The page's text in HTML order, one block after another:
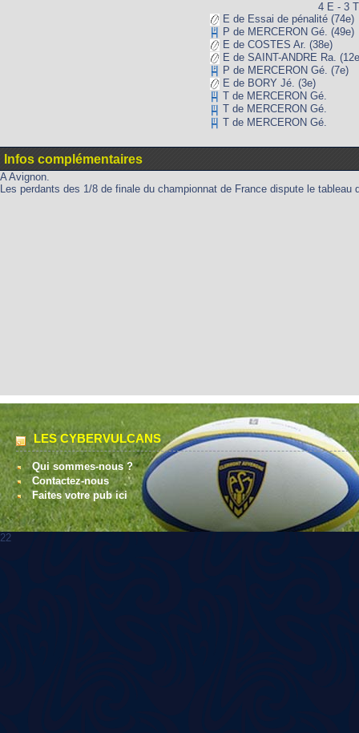
4 E - 3
E de Essai de pénalité (74e)
P de MERCERON Gé. (49e)
E de COSTES Ar. (38e)
E de SAINT-ANDRE Ra.
P de MERCERON Gé. (7e)
E de BORY Jé. (3e)
T de MERCERON Gé.
T de MERCERON Gé.
T de MERCERON Gé.
Infos complémentaires
A Avignon.
Les perdants des 1/8 de finale du championnat de France dispute le tableau
LES CYBERVULCANS
Qui sommes-nous ?
Contactez-nous
Faites votre pub ici
22